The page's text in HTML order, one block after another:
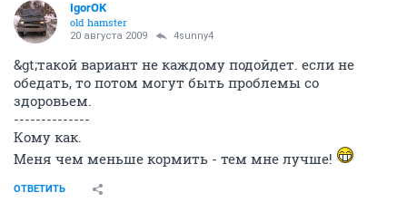
IgorOK
old hamster
20 августа 2009 4sunny4
&gt;такой вариант не каждому подойдет. если не
обедать, то потом могут быть проблемы со
здоровьем.
--------------
Кому как.
Меня чем меньше кормить - тем мне лучше!
ОТВЕТИТЬ